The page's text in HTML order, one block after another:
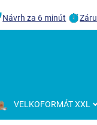
Návrh za 6 minút
VELKOFORMÁT XXL